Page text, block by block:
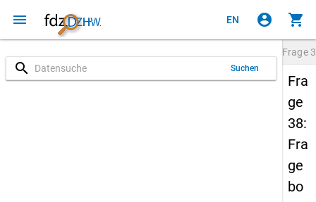
menu EN account_circle shopping_cart
search Suchen
Frage
Fra
ge
38:
Fra
ge
bo